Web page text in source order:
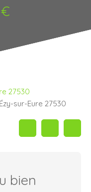
€
27530
sur-Eure 27530
bien